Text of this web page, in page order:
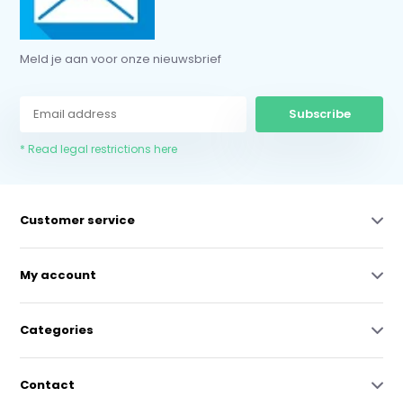
Meld je aan voor onze nieuwsbrief
Subscribe
* Read legal restrictions here
Customer service
My account
Categories
Contact